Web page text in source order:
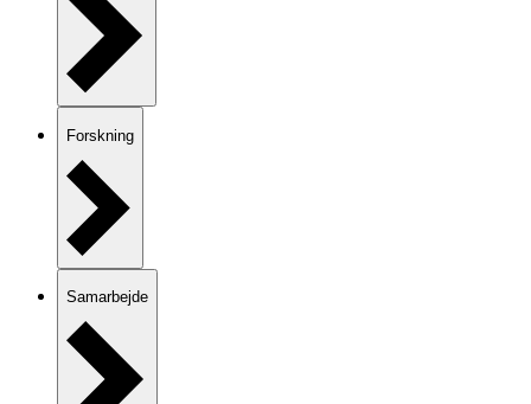
Forskning
Samarbejde